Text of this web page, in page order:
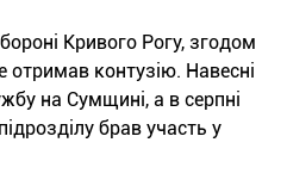
Кривого Рогу, згодом
контузію. Навесні
на Сумщині, а в серпні
брав участь у